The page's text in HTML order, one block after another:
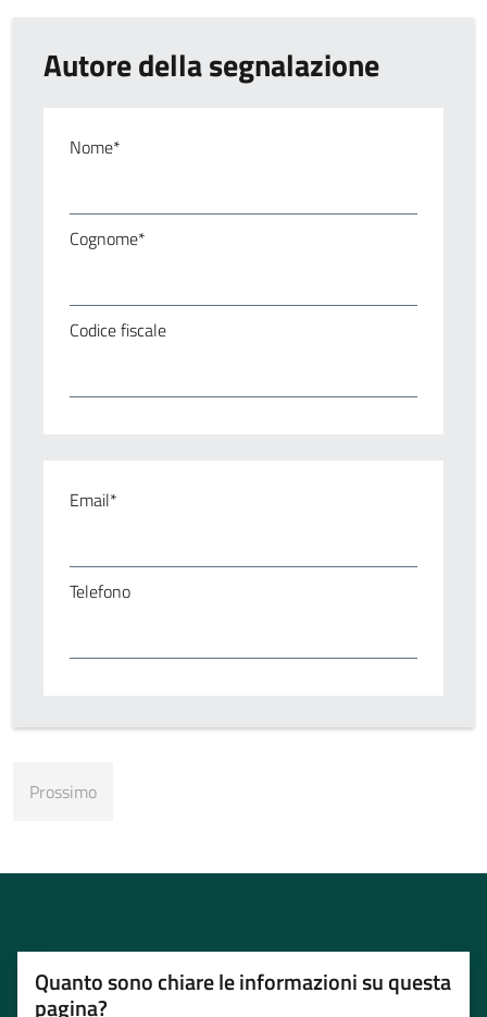
Autore della segnalazione
Nome*
Cognome*
Codice fiscale
Email*
Telefono
Quanto sono chiare le informazioni su questa
pagina?